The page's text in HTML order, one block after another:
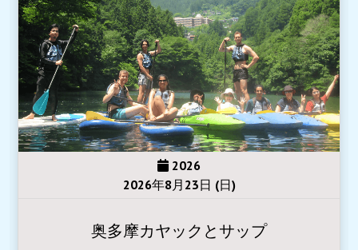
2026
2026年8月23日 (日)
奥多摩カヤックとサップ